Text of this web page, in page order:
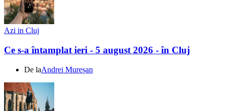
Azi in Cluj
Ce s-a întamplat ieri - 5 august 2026 - în Cluj
De laAndrei Mureșan